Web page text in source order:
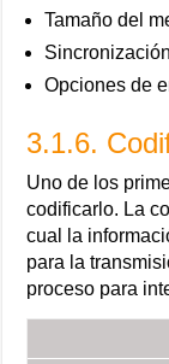
Tamaño del
Opciones de
3.1.6.
Uno de los
codificarlo. La
cual la
para la
proceso para